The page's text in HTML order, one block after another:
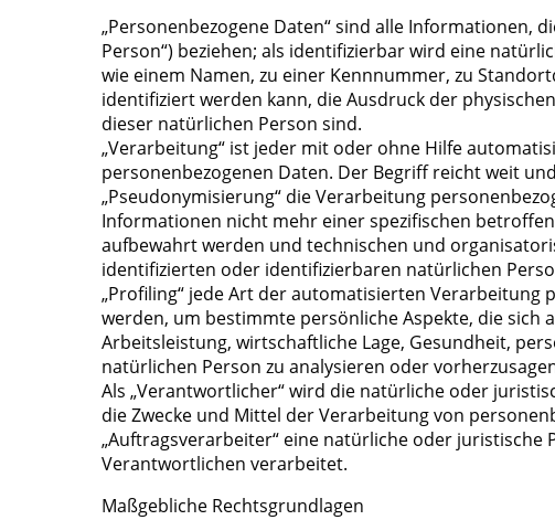
„Personenbezogene Daten“ sind alle Informationen,
Person“) beziehen; als identifizierbar wird eine
wie einem Namen, zu einer Kennnummer, zu
identifiziert werden kann, die Ausdruck der
dieser natürlichen Person sind.
„Verarbeitung“ ist jeder mit oder ohne Hilfe
personenbezogenen Daten. Der Begriff reicht weit
„Pseudonymisierung“ die Verarbeitung
Informationen nicht mehr einer spezifischen
aufbewahrt werden und technischen und
identifizierten oder identifizierbaren natürlichen
„Profiling“ jede Art der automatisierten Verarbeitung
werden, um bestimmte persönliche Aspekte, die sich
Arbeitsleistung, wirtschaftliche Lage, Gesundheit,
natürlichen Person zu analysieren oder
Als „Verantwortlicher“ wird die natürliche oder
die Zwecke und Mittel der Verarbeitung von
„Auftragsverarbeiter“ eine natürliche oder juristische
Verantwortlichen verarbeitet.
Maßgebliche Rechtsgrundlagen